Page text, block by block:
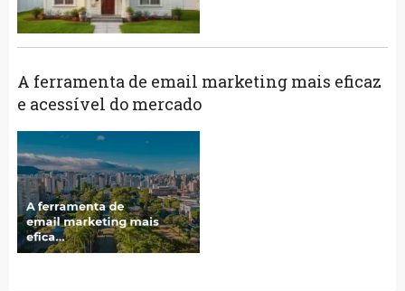
A ferramenta de email marketing mais eficaz
e acessível do mercado